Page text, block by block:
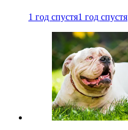
1 год спустя1 год спустя